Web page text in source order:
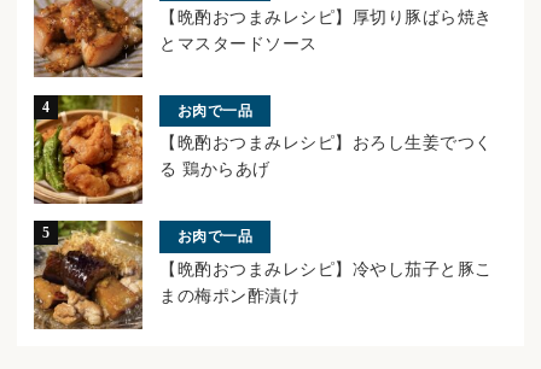
【晩酌おつまみレシピ】厚切り豚ばら焼き
とマスタードソース
お肉で一品
【晩酌おつまみレシピ】おろし生姜でつく
る 鶏からあげ
お肉で一品
【晩酌おつまみレシピ】冷やし茄子と豚こ
まの梅ポン酢漬け